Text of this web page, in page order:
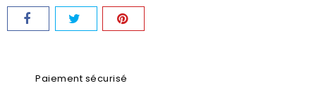
Paiement sécurisé